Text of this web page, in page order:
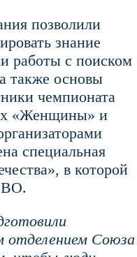
позволили
знание
работы с поиском
также основы
чемпионата
«Женщины» и
специальная
в которой
отделением Союза